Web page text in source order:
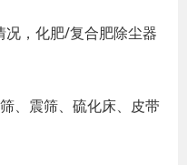
，化肥/复合肥除尘器
、震筛、硫化床、皮带